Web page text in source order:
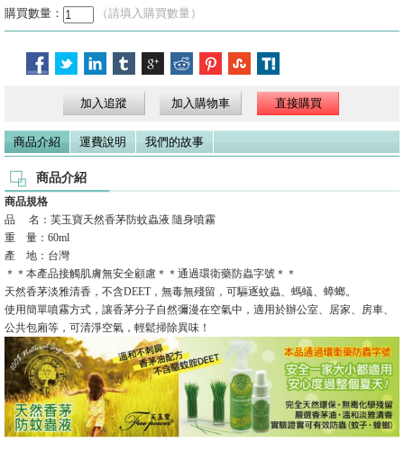
購買數量： （請填入購買數量）
加入追蹤 加入購物車 直接購買
商品介紹 運費說明 我們的故事
商品介紹
商品規格
品 名：芙玉寶天然香茅防蚊蟲液 隨身噴霧
重 量：60ml
產 地：台灣
＊＊本產品接觸肌膚無安全顧慮＊＊通過環衛藥防蟲字號＊＊
天然香茅淡雅清香，不含DEET，無毒無殘留，可驅逐蚊蟲、螞蟻、蟑螂。
使用簡單噴霧方式，讓香茅分子自然彌漫在空氣中，適用於辦公室、居家、房車、
公共包廂等，可清淨空氣，輕鬆掃除異味！